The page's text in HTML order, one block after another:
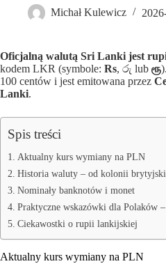
Michał Kulewicz
Oficjalną walutą Sri Lanki jest
kodem LKR (symbole: Rs, රු lub ரூ
100 centów i jest emitowana przez
Lanki.
Spis treści
Aktualny kurs wymiany na PLN
Historia waluty – od kolonii
Nominały banknotów i monet
Praktyczne wskazówki dla Polaków
Ciekawostki o rupii lankijskiej
Aktualny kurs wymiany na PLN